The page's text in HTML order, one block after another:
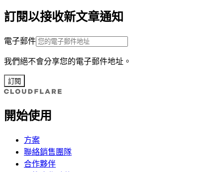
訂閱以接收新文章通知
電子郵件
我們絕不會分享您的電子郵件地址。
訂閱
開始使用
方案
聯絡銷售團隊
合作夥伴